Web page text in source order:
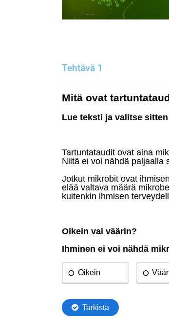
Tehtävä 1